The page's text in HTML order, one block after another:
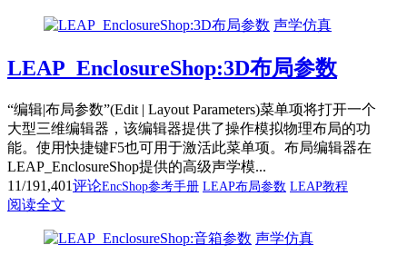
声学仿真
LEAP_EnclosureShop:3D布局参数
“编辑|布局参数”(Edit | Layout Parameters)菜单项将打开一个
大型三维编辑器，该编辑器提供了操作模拟物理布局的功
能。使用快捷键F5也可用于激活此菜单项。布局编辑器在
LEAP_EnclosureShop提供的高级声学模...
11/191,401评论EncShop参考手册 LEAP布局参数 LEAP教程
阅读全文
声学仿真